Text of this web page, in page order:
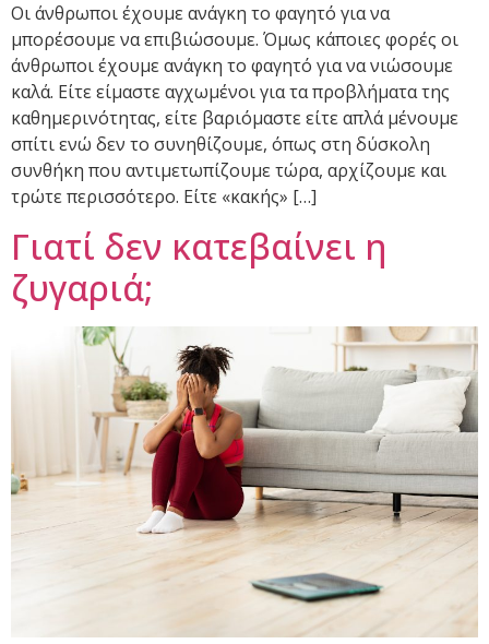
Οι άνθρωποι έχουμε ανάγκη το φαγητό για να
μπορέσουμε να επιβιώσουμε. Όμως κάποιες φορές οι
άνθρωποι έχουμε ανάγκη το φαγητό για να νιώσουμε
καλά. Είτε είμαστε αγχωμένοι για τα προβλήματα της
καθημερινότητας, είτε βαριόμαστε είτε απλά μένουμε
σπίτι ενώ δεν το συνηθίζουμε, όπως στη δύσκολη
συνθήκη που αντιμετωπίζουμε τώρα, αρχίζουμε και
τρώτε περισσότερο. Είτε «κακής» […]
Γιατί δεν κατεβαίνει η
ζυγαριά;